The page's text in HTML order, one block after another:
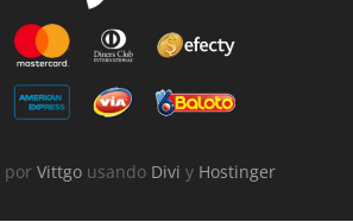
por Vittgousando Divi y Hostinger